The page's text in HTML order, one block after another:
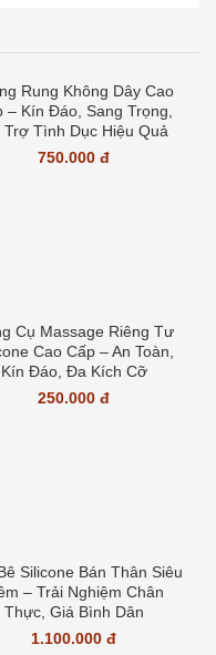
Rung Không Dây Cao
– Kín Đáo, Sang Trọng,
Trợ Tình Dục Hiệu Quả
750.000 đ
Cụ Massage Riêng Tư
Cao Cấp – An Toàn,
Kín Đáo, Đa Kích Cỡ
250.000 đ
Silicone Bán Thân Siêu
– Trải Nghiệm Chân
Thực, Giá Bình Dân
1.100.000 đ